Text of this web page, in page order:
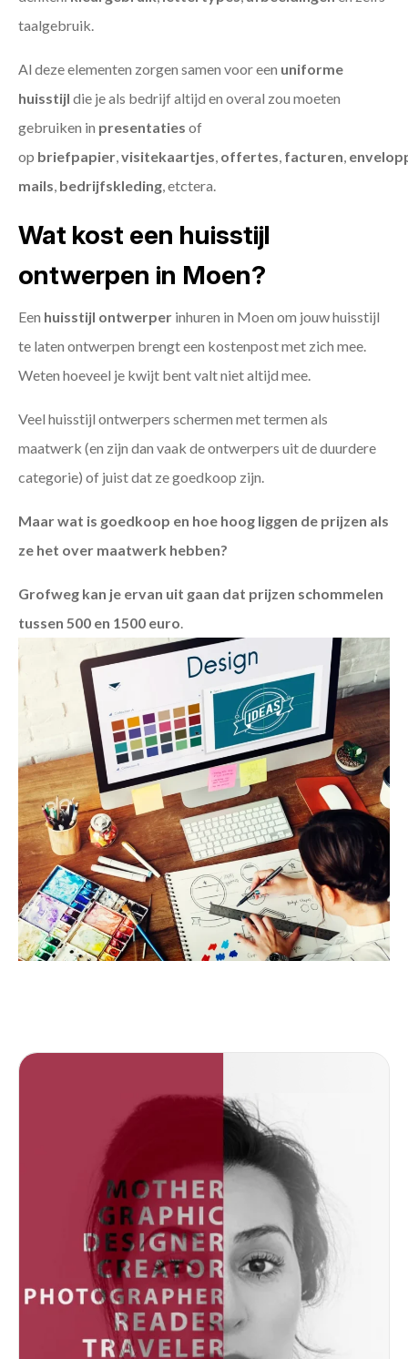
taalgebruik.
Al deze elementen zorgen samen voor een uniforme
huisstijl die je als bedrijf altijd en overal zou moeten
gebruiken in presentaties of
op briefpapier,visitekaartjes, offertes, facturen,
mails, bedrijfskleding, etctera.
Wat kost een huisstijl
ontwerpen in Moen?
Een huisstijl ontwerper inhuren in Moen om jouw huisstijl
te laten ontwerpen brengt een kostenpost met zich mee.
Weten hoeveel je kwijt bent valt niet altijd mee.
Veel huisstijl ontwerpers schermen met termen als
maatwerk (en zijn dan vaak de ontwerpers uit de duurdere
categorie) of juist dat ze goedkoop zijn.
Maar wat is goedkoop en hoe hoog liggen de prijzen als
ze het over maatwerk hebben?
Grofweg kan je ervan uit gaan dat prijzen schommelen
tussen 500 en 1500 euro.